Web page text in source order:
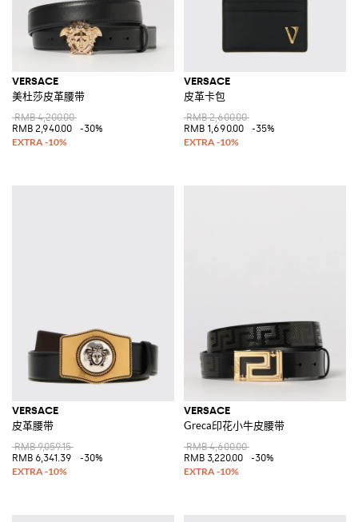
VERSACE
美杜莎皮革腰带
RMB 4,200.00
RMB 2,940.00
-30%
VERSACE
皮革卡包
RMB 2,600.00
RMB 1,690.00
-35%
VERSACE
皮革腰带
RMB 9,059.15
RMB 6,341.39
-30%
VERSACE
Greca印花小牛皮腰带
RMB 4,600.00
RMB 3,220.00
-30%